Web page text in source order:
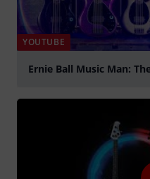
YOUTUBE
Ernie Ball Music Man: